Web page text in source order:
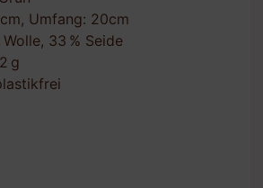
Umfang: 20cm
33 % Seide
g